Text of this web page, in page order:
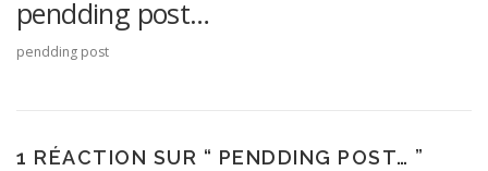
ADMISSION CONNEXION
pendding post…
pendding post
1 RÉACTION SUR “ PENDDING POST… ”